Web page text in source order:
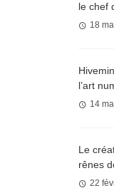
le chef
18
l’art
14
Le
rênes
22